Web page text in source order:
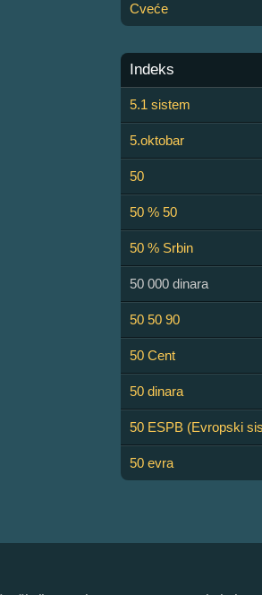
Cveće
Indeks
5.1 sistem
5.oktobar
50
50 % 50
50 % Srbin
50 000 dinara
50 50 90
50 Cent
50 dinara
50 ESPB (Evropski
50 evra